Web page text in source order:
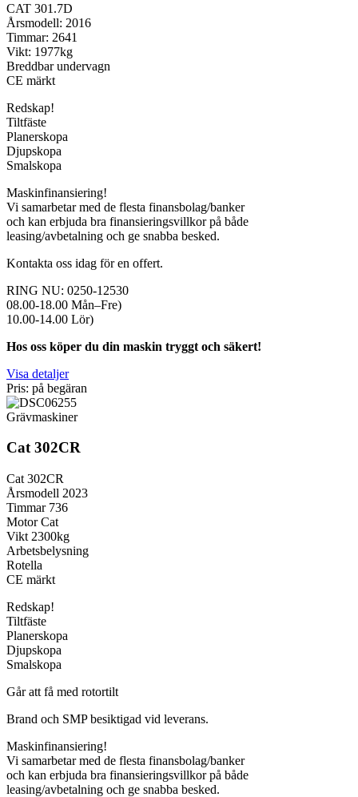
CAT 301.7D
Årsmodell: 2016
Timmar: 2641
Vikt: 1977kg
Breddbar undervagn
CE märkt
Redskap!
Tiltfäste
Planerskopa
Djupskopa
Smalskopa
Maskinfinansiering!
Vi samarbetar med de flesta finansbolag/banker
och kan erbjuda bra finansieringsvillkor på både
leasing/avbetalning och ge snabba besked.
Kontakta oss idag för en offert.
RING NU: 0250-12530
08.00-18.00 Mån–Fre)
10.00-14.00 Lör)
Hos oss köper du din maskin tryggt och säkert!
Visa detaljer
Pris: på begäran
Grävmaskiner
Cat 302CR
Cat 302CR
Årsmodell 2023
Timmar 736
Motor Cat
Vikt 2300kg
Arbetsbelysning
Rotella
CE märkt
Redskap!
Tiltfäste
Planerskopa
Djupskopa
Smalskopa
Går att få med rotortilt
Brand och SMP besiktigad vid leverans.
Maskinfinansiering!
Vi samarbetar med de flesta finansbolag/banker
och kan erbjuda bra finansieringsvillkor på både
leasing/avbetalning och ge snabba besked.